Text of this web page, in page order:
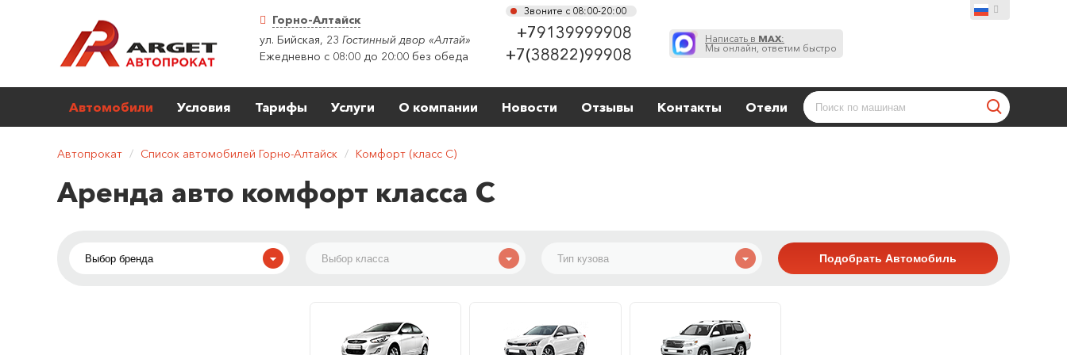
Горно-Алтайск
ул. Бийская, 23 Гостинный двор «Алтай»
Ежедневно с 08:00 до 20:00 без обеда
Звоните с 08:00-20:00
+79139999908
+7(38822)99908
Написать в MAX:
Мы онлайн, ответим быстро
Автомобили Условия Тарифы Услуги О компании Новости Отзывы Контакты Отели
Автопрокат / Список автомобилей Горно-Алтайск / Комфорт (класс C)
Аренда авто комфорт класса C